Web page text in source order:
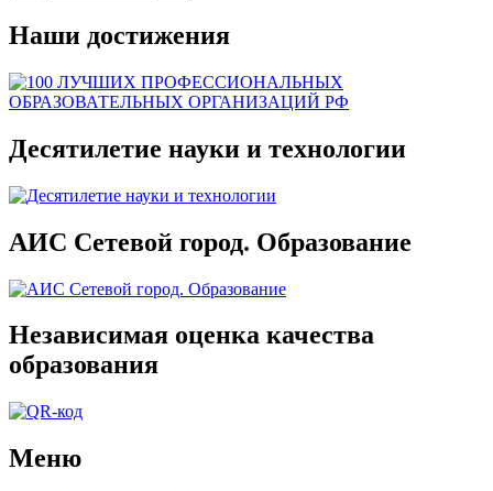
Наши достижения
Десятилетие науки и технологии
АИС Сетевой город. Образование
Независимая оценка качества
образования
Меню